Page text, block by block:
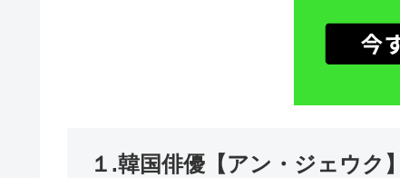
１.韓国俳優【アン・ジェウク